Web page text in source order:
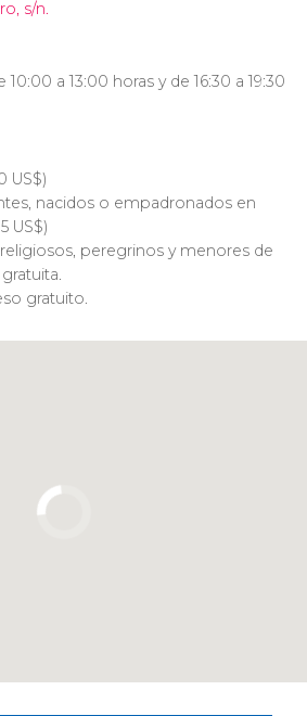
s/n.
10:00 a 13:00 horas y de 16:30 a 19:30
US$)
nacidos o empadronados en
US$)
peregrinos y menores de
gratuito.